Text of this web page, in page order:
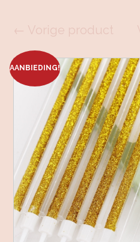
← Vorige product
AANBIEDING!